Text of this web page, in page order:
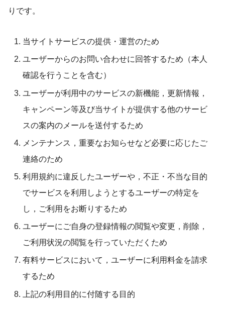
りです。
当サイトサービスの提供・運営のため
ユーザーからのお問い合わせに回答するため（本人
確認を行うことを含む）
ユーザーが利用中のサービスの新機能，更新情報，
キャンペーン等及び当サイトが提供する他のサービ
スの案内のメールを送付するため
メンテナンス，重要なお知らせなど必要に応じたご
連絡のため
利用規約に違反したユーザーや，不正・不当な目的
でサービスを利用しようとするユーザーの特定を
し，ご利用をお断りするため
ユーザーにご自身の登録情報の閲覧や変更，削除，
ご利用状況の閲覧を行っていただくため
有料サービスにおいて，ユーザーに利用料金を請求
するため
上記の利用目的に付随する目的